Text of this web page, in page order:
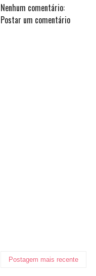
Nenhum comentário:
Postar um comentário
Postagem mais recente